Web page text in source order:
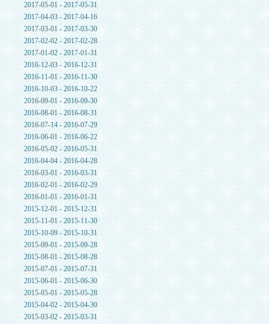
2017-05-01 - 2017-05-31
2017-04-03 - 2017-04-16
2017-03-01 - 2017-03-30
2017-02-02 - 2017-02-28
2017-01-02 - 2017-01-31
2016-12-03 - 2016-12-31
2016-11-01 - 2016-11-30
2016-10-03 - 2016-10-22
2016-09-01 - 2016-09-30
2016-08-01 - 2016-08-31
2016-07-14 - 2016-07-29
2016-06-01 - 2016-06-22
2016-05-02 - 2016-05-31
2016-04-04 - 2016-04-28
2016-03-01 - 2016-03-31
2016-02-01 - 2016-02-29
2016-01-01 - 2016-01-31
2015-12-01 - 2015-12-31
2015-11-01 - 2015-11-30
2015-10-09 - 2015-10-31
2015-09-01 - 2015-09-28
2015-08-01 - 2015-08-28
2015-07-01 - 2015-07-31
2015-06-01 - 2015-06-30
2015-05-01 - 2015-05-28
2015-04-02 - 2015-04-30
2015-03-02 - 2015-03-31